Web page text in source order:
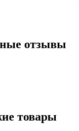
отзывы
товары